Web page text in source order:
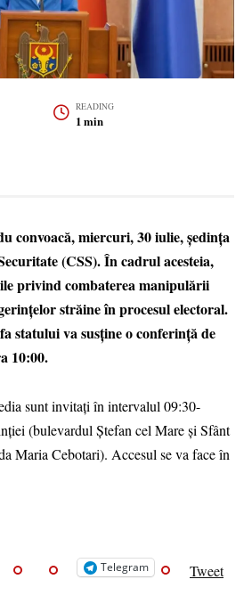
READING
1 min
convoacă, miercuri, 30 iulie, ședința
(CSS). În cadrul acesteia,
privind combaterea manipulării
străine în procesul electoral.
statului va susține o conferință de
10:00.
sunt invitați în intervalul 09:30-
(bulevardul Ștefan cel Mare și Sfânt
Maria Cebotari). Accesul se va face în
Telegram Tweet